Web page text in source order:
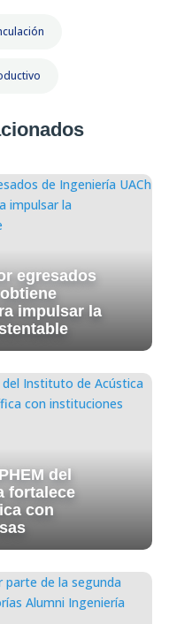
egresados
impulsar la
del
fortalece
con